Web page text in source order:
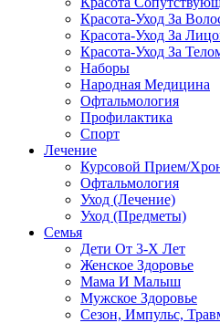
Красота-Уход За
Красота-Уход За
Красота-Уход За
Наборы
Народная Медицина
Офтальмология
Профилактика
Спорт
Лечение
Курсовой Прием/
Офтальмология
Уход (Лечение)
Уход (Предметы)
Семья
Дети От 3-Х Лет
Женское Здоровье
Мама И Малыш
Мужское Здоровье
Сезон, Импульс,